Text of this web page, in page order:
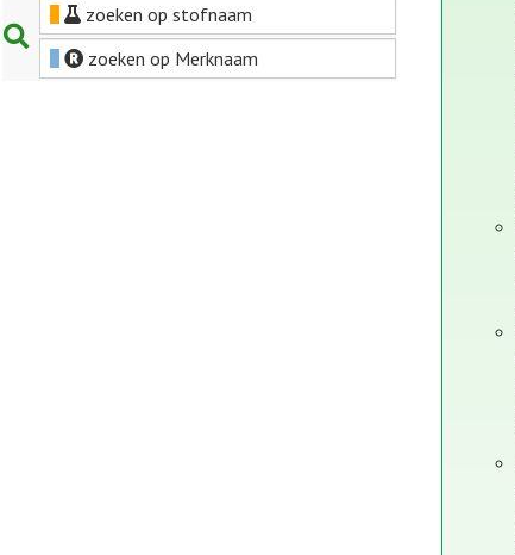
zoeken op stofnaam
zoeken op Merknaam